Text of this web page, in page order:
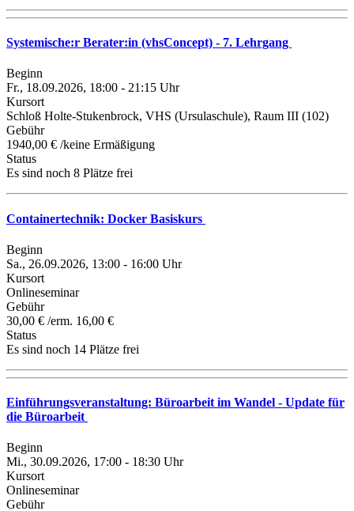
Systemische:r Berater:in (vhsConcept) - 7. Lehrgang
Beginn
Fr., 18.09.2026, 18:00 - 21:15 Uhr
Kursort
Schloß Holte-Stukenbrock, VHS (Ursulaschule), Raum III (102)
Gebühr
1940,00 € /keine Ermäßigung
Status
Es sind noch 8 Plätze frei
Containertechnik: Docker Basiskurs
Beginn
Sa., 26.09.2026, 13:00 - 16:00 Uhr
Kursort
Onlineseminar
Gebühr
30,00 € /erm. 16,00 €
Status
Es sind noch 14 Plätze frei
Einführungsveranstaltung: Büroarbeit im Wandel - Update für
die Büroarbeit
Beginn
Mi., 30.09.2026, 17:00 - 18:30 Uhr
Kursort
Onlineseminar
Gebühr